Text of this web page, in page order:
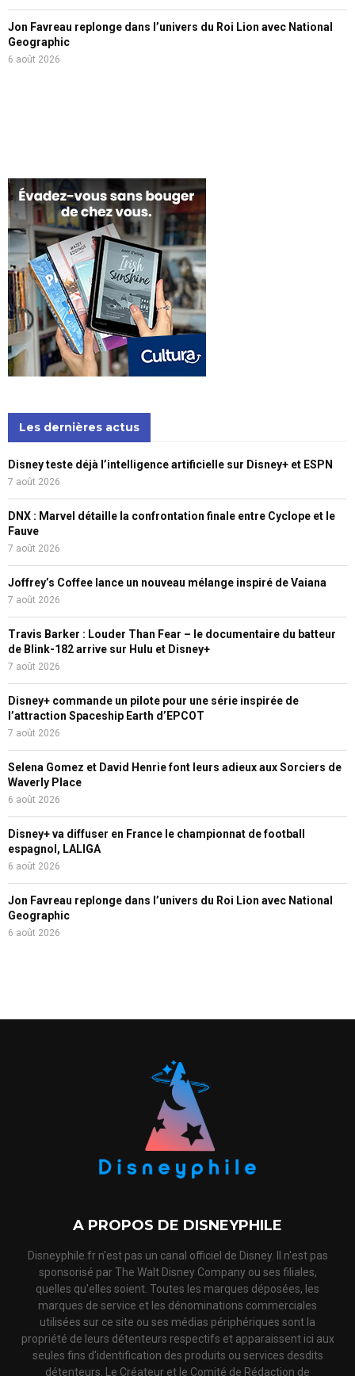
Jon Favreau replonge dans l’univers du Roi Lion avec National
Geographic
6 août 2026
Les dernières actus
Disney teste déjà l’intelligence artificielle sur Disney+ et ESPN
7 août 2026
DNX : Marvel détaille la confrontation finale entre Cyclope et le
Fauve
7 août 2026
Joffrey’s Coffee lance un nouveau mélange inspiré de Vaiana
7 août 2026
Travis Barker : Louder Than Fear – le documentaire du batteur
de Blink-182 arrive sur Hulu et Disney+
7 août 2026
Disney+ commande un pilote pour une série inspirée de
l’attraction Spaceship Earth d’EPCOT
7 août 2026
Selena Gomez et David Henrie font leurs adieux aux Sorciers de
Waverly Place
6 août 2026
Disney+ va diffuser en France le championnat de football
espagnol, LALIGA
6 août 2026
Jon Favreau replonge dans l’univers du Roi Lion avec National
Geographic
6 août 2026
A PROPOS DE DISNEYPHILE
Disneyphile.fr n'est pas un canal officiel de Disney. Il n'est pas
sponsorisé par The Walt Disney Company ou ses filiales,
quelles qu'elles soient. Toutes les marques déposées, les
marques de service et les dénominations commerciales
utilisées sur ce site ou ses médias périphériques sont la
propriété de leurs détenteurs respectifs et apparaissent ici aux
seules fins d'identification des produits ou services desdits
détenteurs. Le Créateur et le Comité de Rédaction de